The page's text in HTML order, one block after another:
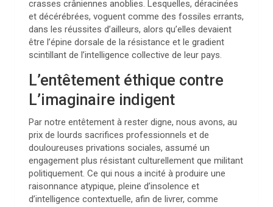
crasses crâniennes anoblies. Lesquelles, déracinées
et décérébrées, voguent comme des fossiles errants,
dans les réussites d’ailleurs, alors qu’elles devaient
être l’épine dorsale de la résistance et le gradient
scintillant de l’intelligence collective de leur pays.
L’entêtement éthique contre
L’imaginaire indigent
Par notre entêtement à rester digne, nous avons, au
prix de lourds sacrifices professionnels et de
douloureuses privations sociales, assumé un
engagement plus résistant culturellement que militant
politiquement. Ce qui nous a incité à produire une
raisonnance atypique, pleine d’insolence et
d’intelligence contextuelle, afin de livrer, comme